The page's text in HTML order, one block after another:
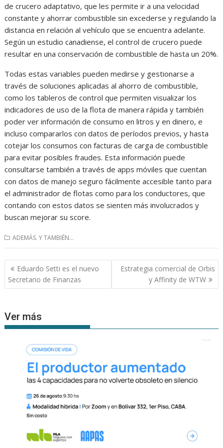
de crucero adaptativo, que les permite ir a una velocidad
constante y ahorrar combustible sin excederse y regulando la
distancia en relación al vehículo que se encuentra adelante.
Según un estudio canadiense, el control de crucero puede
resultar en una conservación de combustible de hasta un 20%.
Todas estas variables pueden medirse y gestionarse a
través de soluciones aplicadas al ahorro de combustible,
como los tableros de control que permiten visualizar los
indicadores de uso de la flota de manera rápida y también
poder ver información de consumo en litros y en dinero, e
incluso compararlos con datos de períodos previos, y hasta
cotejar los consumos con facturas de carga de combustible
para evitar posibles fraudes. Esta información puede
consultarse también a través de apps móviles que cuentan
con datos de manejo seguro fácilmente accesible tanto para
el administrador de flotas como para los conductores, que
contando con estos datos se sienten más involucrados y
buscan mejorar su score.
ADEMÁS. Y TAMBIÉN...
Navegación
de
entradas
Eduardo Setti es el nuevo
Secretario de Finanzas
Estrategia comercial de Orbis
y Affinity de WTW
Ver más